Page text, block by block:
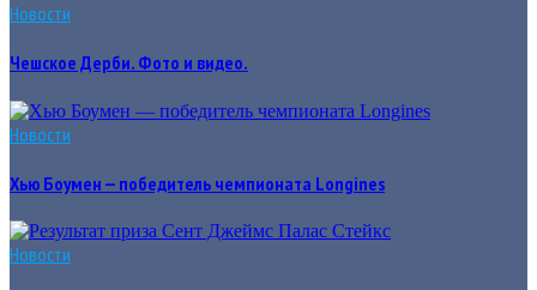
Новости
Чешское Дерби. Фото и видео.
Новости
Хью Боумен — победитель чемпионата Longines
Новости